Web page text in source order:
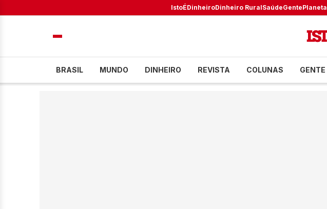
IstoÉDinheiroDinheiro RuralSaúdeGentePlaneta
BRASIL MUNDO DINHEIRO REVISTA COLUNAS GENTE